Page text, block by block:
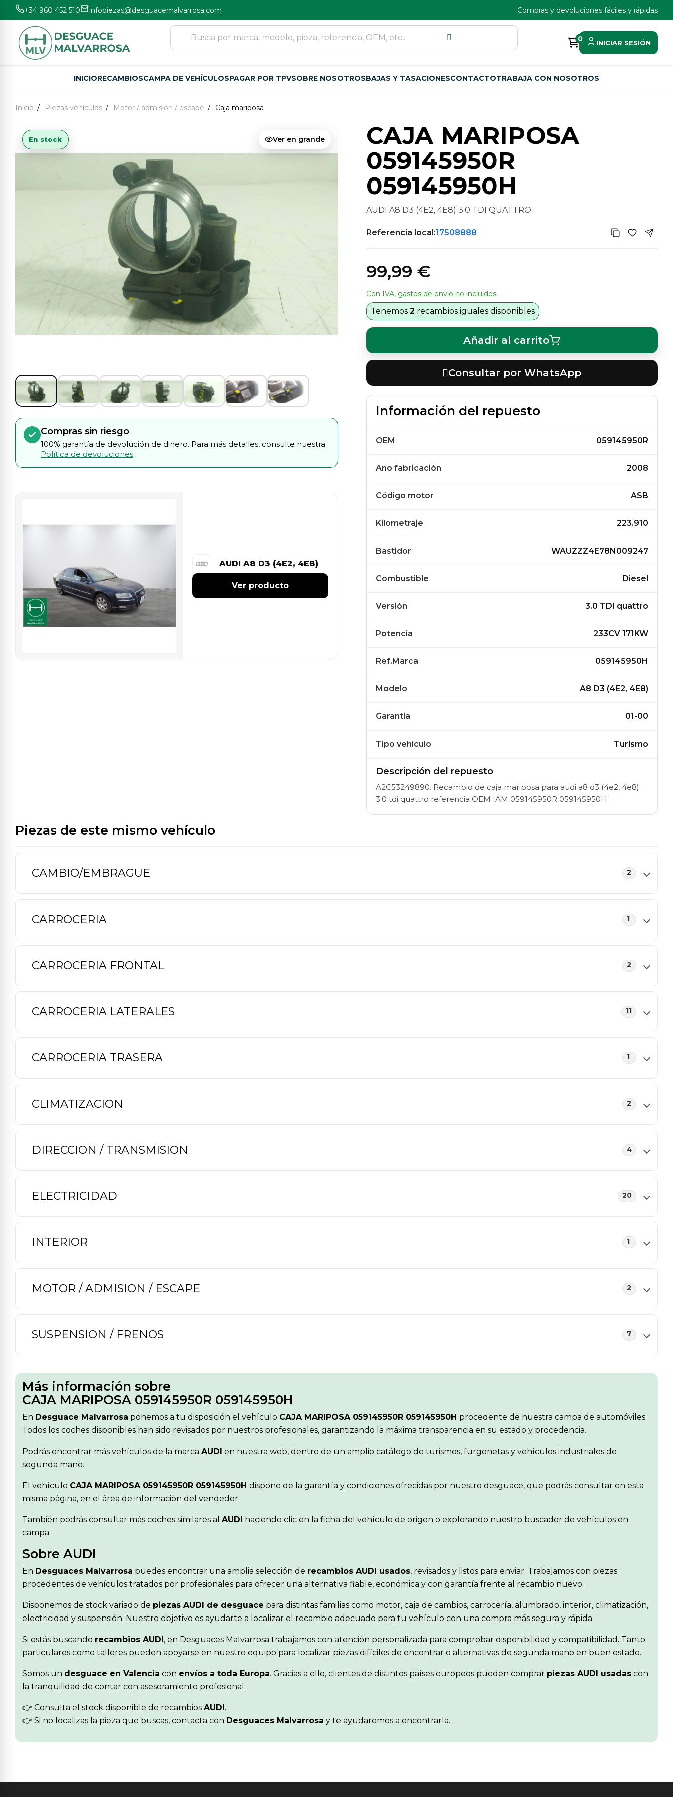
+34 960 452 510 infopiezas@desguacemalvarrosa.com Compras y devoluciones fáciles y rápidas
0 INICIAR SESIÓN
INICIORECAMBIOSCAMPA DE VEHÍCULOSPAGAR POR TPVSOBRE NOSOTROSBAJAS Y TASACIONESCONTACTOTRABAJA CON NOSOTROS
Inicio Piezas vehículos Motor / admision / escape Caja mariposa
Ver en grande
En stock
Compras sin riesgo
100% garantía de devolución de dinero. Para más detalles, consulte nuestra
Política de devoluciones.
AUDI A8 D3 (4E2, 4E8)
Ver producto
CAJA MARIPOSA
059145950R
059145950H
AUDI A8 D3 (4E2, 4E8) 3.0 TDI QUATTRO
Referencia local:17508888
99,99 €
Con IVA, gastos de envío no incluídos.
Tenemos 2 recambios iguales disponibles
Añadir al carrito
Consultar por WhatsApp
Información del repuesto
OEM 059145950R
Año fabricación 2008
Código motor ASB
Kilometraje 223.910
Bastidor WAUZZZ4E78N009247
Combustible Diesel
Versión 3.0 TDI quattro
Potencia 233CV 171KW
Ref.Marca 059145950H
Modelo A8 D3 (4E2, 4E8)
Garantia 01-00
Tipo vehículo Turismo
Descripción del repuesto
A2C53249890. Recambio de caja mariposa para audi a8 d3 (4e2, 4e8)
3.0 tdi quattro referencia OEM IAM 059145950R 059145950H
Piezas de este mismo vehículo
CAMBIO/EMBRAGUE 2
CARROCERIA 1
CARROCERIA FRONTAL 2
CARROCERIA LATERALES 11
CARROCERIA TRASERA 1
CLIMATIZACION 2
DIRECCION / TRANSMISION 4
ELECTRICIDAD 20
INTERIOR 1
MOTOR / ADMISION / ESCAPE 2
SUSPENSION / FRENOS 7
Más información sobre
CAJA MARIPOSA 059145950R 059145950H
En Desguace Malvarrosa ponemos a tu disposición el vehículo CAJA MARIPOSA 059145950R 059145950H procedente de nuestra campa de automóviles.
Todos los coches disponibles han sido revisados por nuestros profesionales, garantizando la máxima transparencia en su estado y procedencia.
Podrás encontrar más vehículos de la marca AUDI en nuestra web, dentro de un amplio catálogo de turismos, furgonetas y vehículos industriales de
segunda mano.
El vehículo CAJA MARIPOSA 059145950R 059145950H dispone de la garantía y condiciones ofrecidas por nuestro desguace, que podrás consultar en esta
misma página, en el área de información del vendedor.
También podrás consultar más coches similares al AUDI haciendo clic en la ficha del vehículo de origen o explorando nuestro buscador de vehículos en
campa.
Sobre AUDI
En Desguaces Malvarrosa puedes encontrar una amplia selección de recambios AUDI usados, revisados y listos para enviar. Trabajamos con piezas
procedentes de vehículos tratados por profesionales para ofrecer una alternativa fiable, económica y con garantía frente al recambio nuevo.
Disponemos de stock variado de piezas AUDI de desguace para distintas familias como motor, caja de cambios, carrocería, alumbrado, interior, climatización,
electricidad y suspensión. Nuestro objetivo es ayudarte a localizar el recambio adecuado para tu vehículo con una compra más segura y rápida.
Si estás buscando recambios AUDI, en Desguaces Malvarrosa trabajamos con atención personalizada para comprobar disponibilidad y compatibilidad. Tanto
particulares como talleres pueden apoyarse en nuestro equipo para localizar piezas difíciles de encontrar o alternativas de segunda mano en buen estado.
Somos un desguace en Valencia con envíos a toda Europa. Gracias a ello, clientes de distintos países europeos pueden comprar piezas AUDI usadas con
la tranquilidad de contar con asesoramiento profesional.
👉 Consulta el stock disponible de recambios AUDI.
👉 Si no localizas la pieza que buscas, contacta con Desguaces Malvarrosa y te ayudaremos a encontrarla.